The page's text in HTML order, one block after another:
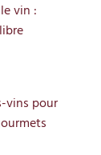
vin :
vins pour